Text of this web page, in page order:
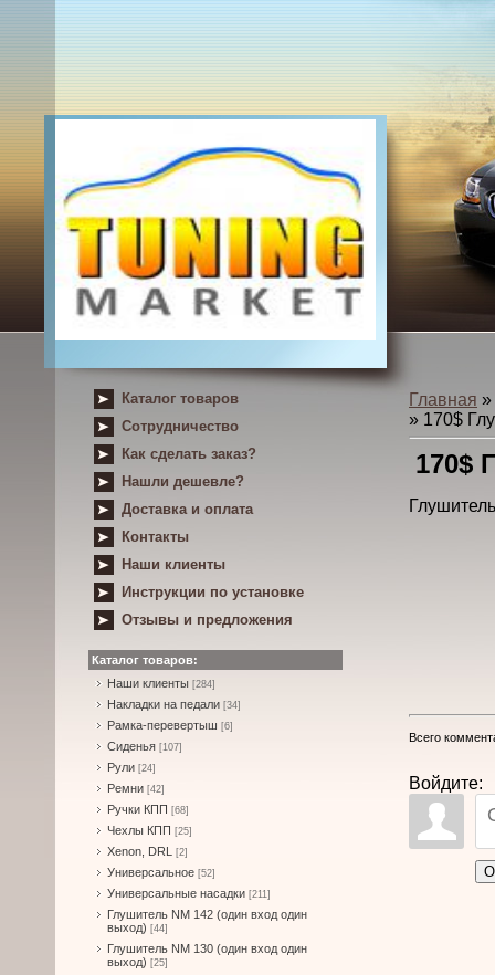
Каталог товаров
Сотрудничество
Как сделать заказ?
Нашли дешевле?
Доставка и оплата
Контакты
Наши клиенты
Инструкции по установке
Отзывы и предложения
Каталог товаров:
Наши клиенты [284]
Накладки на педали [34]
Рамка-перевертыш [6]
Сиденья [107]
Рули [24]
Ремни [42]
Ручки КПП [68]
Чехлы КПП [25]
Xenon, DRL [2]
Универсальное [52]
Универсальные насадки [211]
Глушитель NM 142 (один вход один
выход) [44]
Глушитель NM 130 (один вход один
выход) [25]
Главная »
» 170$
170$
Всего
Войдите: